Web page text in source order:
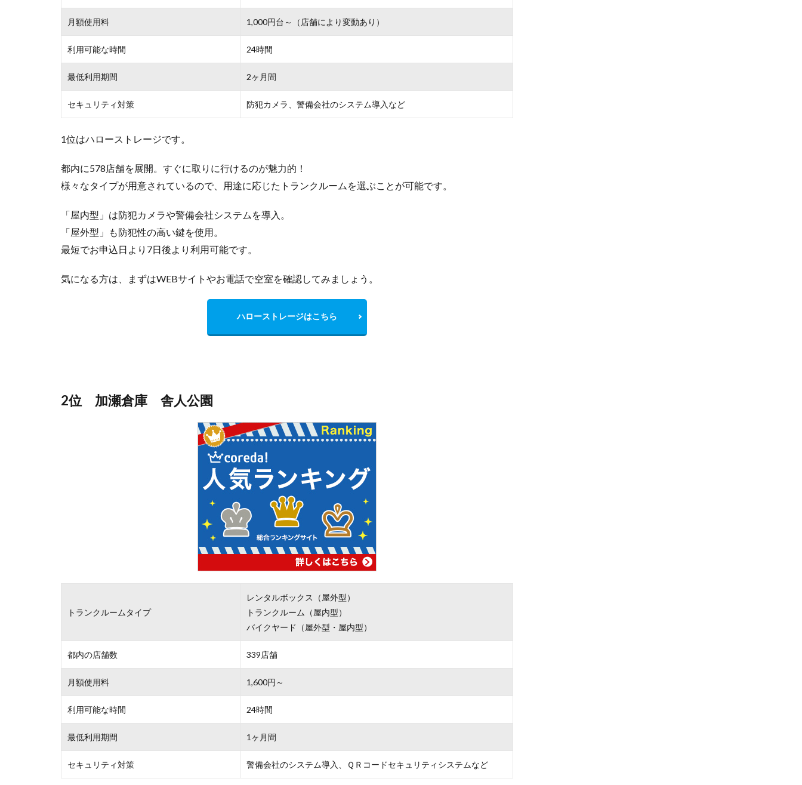
月額使用料 1,000円台～（店舗により変動あり）
利用可能な時間 24時間
最低利用期間 2ヶ月間
セキュリティ対策 防犯カメラ、警備会社のシステム導入など
1位はハローストレージです。
都内に578店舗を展開。すぐに取りに行けるのが魅力的！
様々なタイプが用意されているので、用途に応じたトランクルームを選ぶことが可能です。
「屋内型」は防犯カメラや警備会社システムを導入。
「屋外型」も防犯性の高い鍵を使用。
最短でお申込日より7日後より利用可能です。
気になる方は、まずはWEBサイトやお電話で空室を確認してみましょう。
ハローストレージはこちら
2位 加瀬倉庫 舎人公園
トランクルームタイプ
レンタルボックス（屋外型）
トランクルーム（屋内型）
バイクヤード（屋外型・屋内型）
都内の店舗数 339店舗
月額使用料 1,600円～
利用可能な時間 24時間
最低利用期間 1ヶ月間
セキュリティ対策 警備会社のシステム導入、ＱＲコードセキュリティシステムなど